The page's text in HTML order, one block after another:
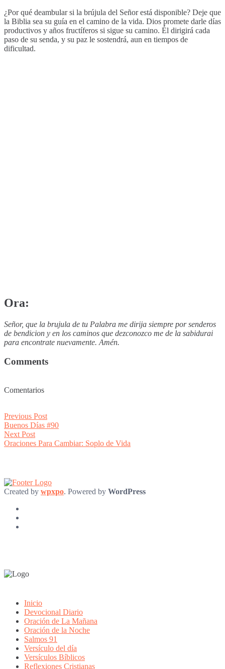
¿Por qué deambular si la brújula del Señor está disponible? Deje que
la Biblia sea su guía en el camino de la vida. Dios promete darle días
productivos y años fructíferos si sigue su camino. Él dirigirá cada
paso de su senda, y su paz le sostendrá, aun en tiempos de
dificultad.
Ora:
Señor, que la brujula de tu Palabra me dirija siempre por senderos
de bendicion y en los caminos que dezconozco me de la sabidurai
para encontrate nuevamente. Amén.
Comments
Comentarios
Post
navigation
Previous PostPrevious
post:
Buenos Días #90
Next PostNext
post:
Oraciones Para Cambiar: Soplo de Vida
Created by wpxpo. Powered by WordPress
Inicio
Devocional Diario
Oración de La Mañana
Oración de la Noche
Salmos 91
Versículo del día
Versículos Bíblicos
Reflexiones Cristianas